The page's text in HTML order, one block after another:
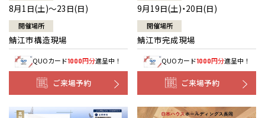
8月1日(土)～23日(日)
開催場所
鯖江市構造現場
QUOカード1000円分進呈中！
ご来場予約
9月19日(土)・20日(日)
開催場所
鯖江市完成現場
QUOカード1000円分進呈中！
ご来場予約